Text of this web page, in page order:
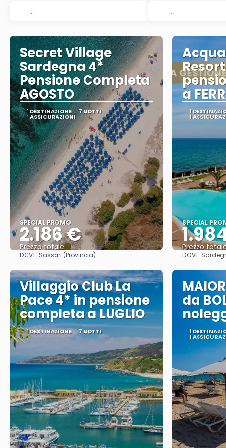
Secret Village
Sardegna 4*
Pensione Completa
AGOSTO
1 DESTINAZIONE 7 NOTTI
1 ASSICURAZIONI
SPECIAL PROMO
2.186 €
Prezzo totale
Vedere
DOVE:Sassari (Provincia)
a
1
1
SPECIAL
Prezzo
DOVE:
Villaggio Club La
Pace 4* in pensione
completa a LUGLIO
1 DESTINAZIONE 7 NOTTI
da
1
1